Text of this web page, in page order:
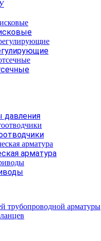
давления
арматура
трубопроводной арматуры